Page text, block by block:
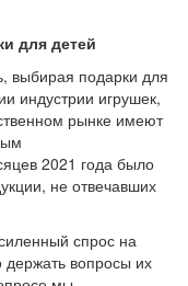
для детей
выбирая подарки для
индустрии игрушек,
рынке имеют
2021 года было
не отвечавших
спрос на
держать вопросы их